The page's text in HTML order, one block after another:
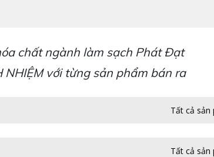
chất ngành làm sạch Phát Đạt
với từng sản phẩm bán ra
Tất cả sản
Tất cả sản